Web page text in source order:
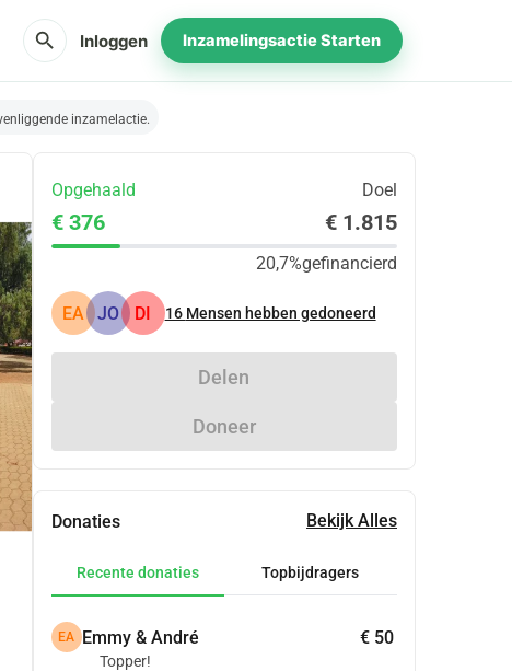
search Inloggen Inzamelingsactie Starten
inzamelactie.
Opgehaald Doel
€ 376 € 1.815
20,7%gefinancierd
EA JO DI 16 Mensen hebben gedoneerd
Delen
Doneer
Donaties Bekijk Alles
Recente donaties Topbijdragers
EA Emmy & André € 50
Topper!